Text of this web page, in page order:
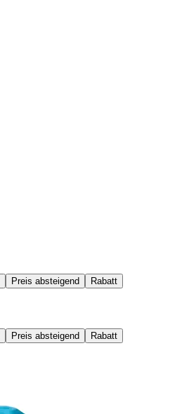
Preis absteigend Rabatt
Preis absteigend Rabatt